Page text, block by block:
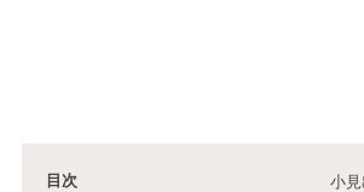
目次 小